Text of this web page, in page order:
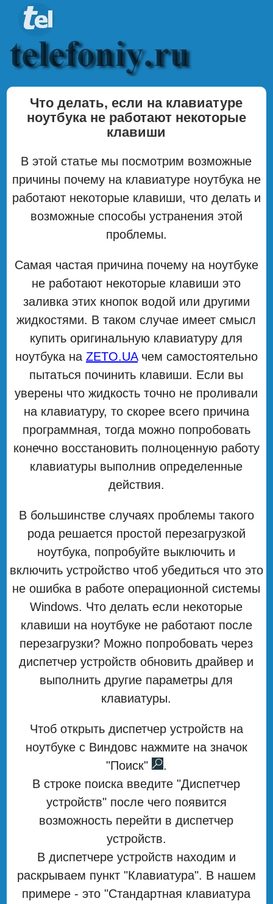
Что делать, если на клавиатуре
ноутбука не работают некоторые
клавиши
В этой статье мы посмотрим возможные
причины почему на клавиатуре ноутбука не
работают некоторые клавиши, что делать и
возможные способы устранения этой
проблемы.
Самая частая причина почему на ноутбуке
не работают некоторые клавиши это
заливка этих кнопок водой или другими
жидкостями. В таком случае имеет смысл
купить оригинальную клавиатуру для
ноутбука на ZETO.UAчем самостоятельно
пытаться починить клавиши. Если вы
уверены что жидкость точно не проливали
на клавиатуру, то скорее всего причина
программная, тогда можно попробовать
конечно восстановить полноценную работу
клавиатуры выполнив определенные
действия.
В большинстве случаях проблемы такого
рода решается простой перезагрузкой
ноутбука, попробуйте выключить и
включить устройство чтоб убедиться что это
не ошибка в работе операционной системы
Windows. Что делать если некоторые
клавиши на ноутбуке не работают после
перезагрузки? Можно попробовать через
диспетчер устройств обновить драйвер и
выполнить другие параметры для
клавиатуры.
Чтоб открыть диспетчер устройств на
ноутбуке с Виндовс нажмите на значок
"Поиск"
.
В строке поиска введите "Диспетчер
устройств" после чего появится
возможность перейти в диспетчер
устройств.
В диспетчере устройств находим и
раскрываем пункт "Клавиатура". В нашем
примере - это "Стандартная клавиатура